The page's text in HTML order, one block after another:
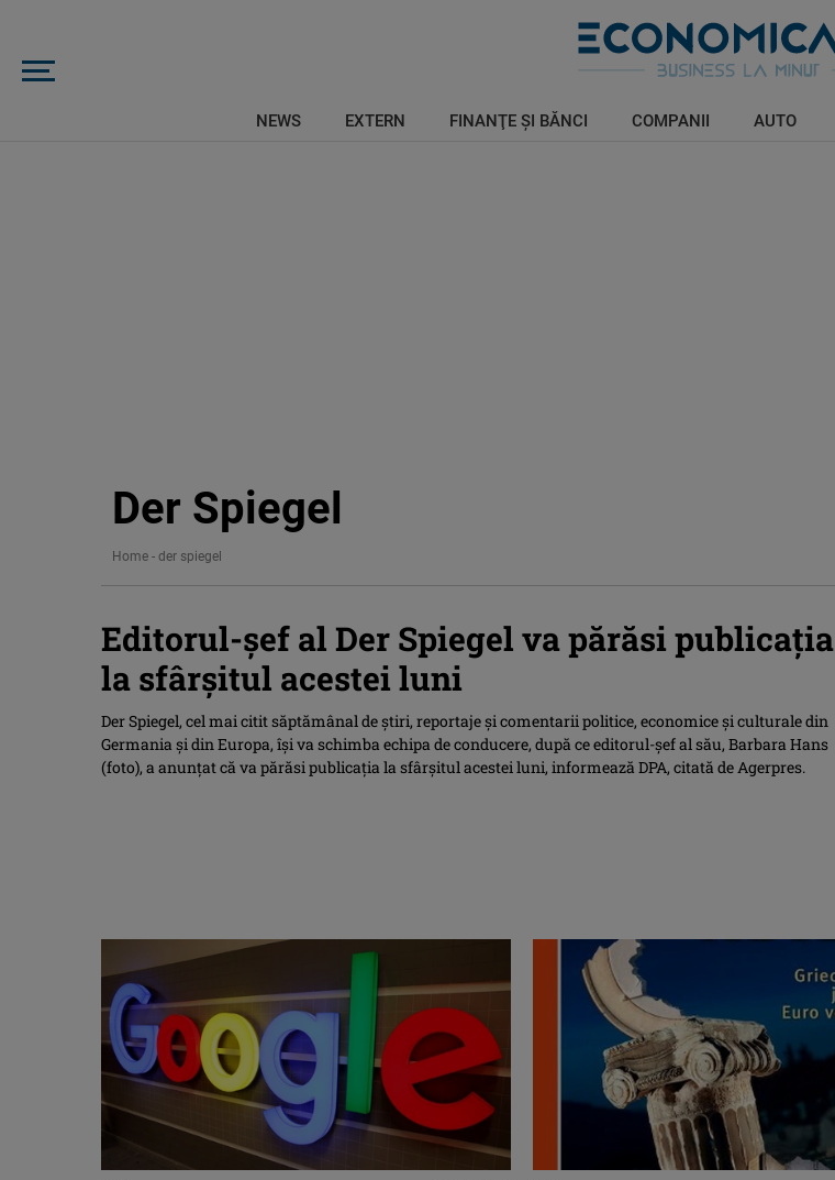
NEWS EXTERN FINANŢE ŞI BĂNCI COMPANII AUTO
Der Spiegel
Home - der spiegel
Editorul-şef al Der Spiegel va părăsi publicația
la sfârșitul acestei luni
Der Spiegel, cel mai citit săptămânal de ştiri, reportaje şi comentarii politice, economice şi culturale din
Germania şi din Europa, îşi va schimba echipa de conducere, după ce editorul-şef al său, Barbara Hans
(foto), a anunţat că va părăsi publicaţia la sfârşitul acestei luni, informează DPA, citată de Agerpres.